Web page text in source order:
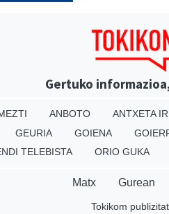
Gertuko
ANBOTO ANTXETA
GEURIA GOIENA
TELEBISTA ORIO GUKA
Matx Gurean
Tokikom